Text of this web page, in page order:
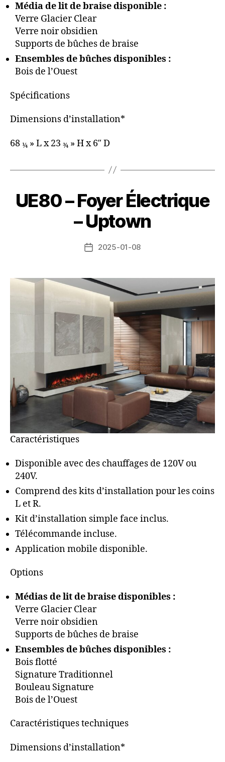
Média de lit de braise disponible :
Verre Glacier Clear
Verre noir obsidien
Supports de bûches de braise
Ensembles de bûches disponibles :
Bois de l’Ouest
Spécifications
Dimensions d’installation*
68 1⁄4 » L x 23 3⁄4 » H x 6″ D
UE80 – Foyer Électrique
– Uptown
2025-01-08
Caractéristiques
Disponible avec des chauffages de 120V ou
240V.
Comprend des kits d’installation pour les coins
L et R.
Kit d’installation simple face inclus.
Télécommande incluse.
Application mobile disponible.
Options
Médias de lit de braise disponibles :
Verre Glacier Clear
Verre noir obsidien
Supports de bûches de braise
Ensembles de bûches disponibles :
Bois flotté
Signature Traditionnel
Bouleau Signature
Bois de l’Ouest
Caractéristiques techniques
Dimensions d’installation*